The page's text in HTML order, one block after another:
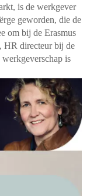
is de werkgever
geworden, die de
om bij de Erasmus
HR directeur bij de
is